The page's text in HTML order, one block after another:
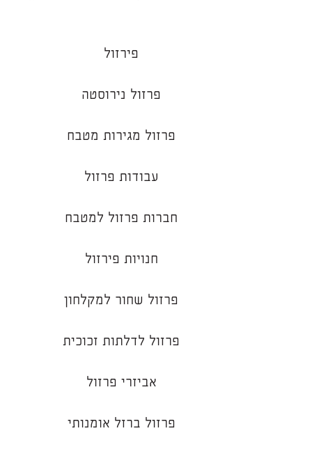
פירזול
פרזול נירוסטה
פרזול מגירות מטבח
עבודות פרזול
חברות פרזול למטבח
חנויות פירזול
פרזול שחור למקלחון
פרזול לדלתות זכוכית
אביזרי פרזול
פרזול ברזל אומנותי